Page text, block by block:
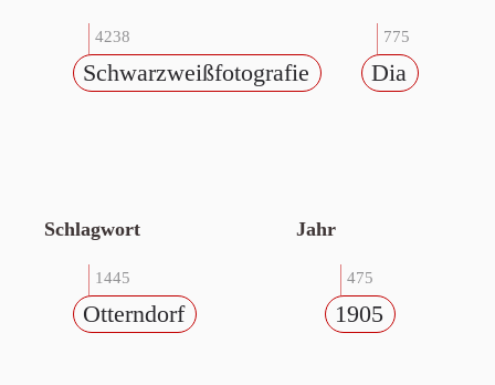
4238
Schwarzweißfotografie
775
Dia
Schlagwort
1445
Otterndorf
Jahr
475
1905